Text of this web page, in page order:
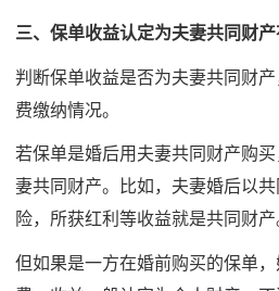
三、保单收益认定为夫妻共同财
判断保单收益是否为夫妻共同财
费缴纳情况。
若保单是婚后用夫妻共同财产购
妻共同财产。比如，夫妻婚后以
险，所获红利等收益就是共同财产
但如果是一方在婚前购买的保单